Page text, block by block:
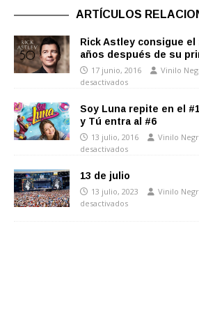
ARTÍCULOS
Rick Astley consigue el
años después de su
17 junio, 2016 Vinilo
desactivados
Soy Luna repite en el
y Tú entra al #6
13 julio, 2016 Vinilo
desactivados
13 de julio
13 julio, 2023 Vinilo
desactivados